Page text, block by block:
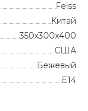
Feiss
Китай
350x300x400
CША
Бежевый
E14